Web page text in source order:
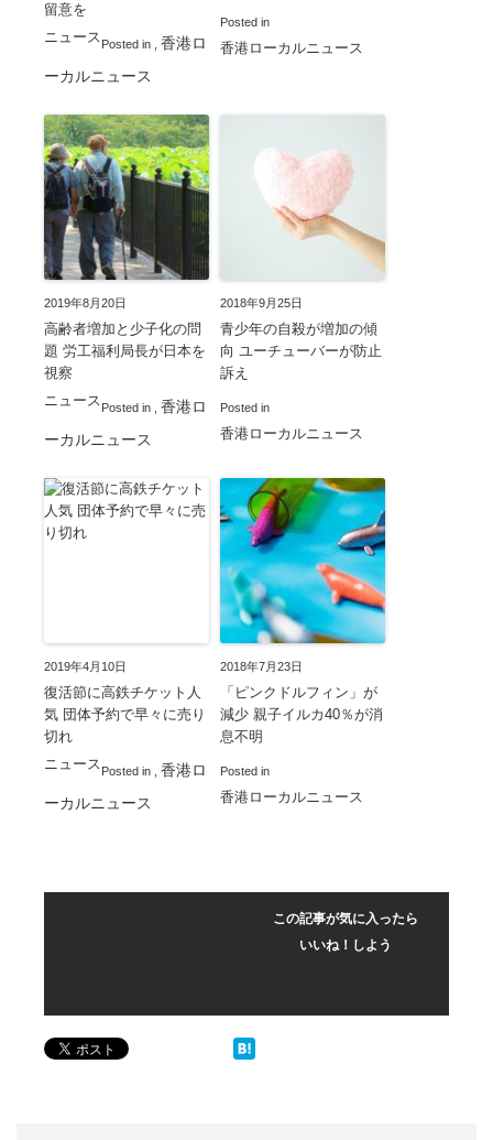
留意を
Posted in
ニュース
香港ロ
ーカルニュース
Posted in
香港ローカルニュース
2019年8月20日
高齢者増加と少子化の問
題 労工福利局長が日本を
視察
Posted in
ニュース
香港ロ
ーカルニュース
2018年9月25日
青少年の自殺が増加の傾
向 ユーチューバーが防止
訴え
Posted in
香港ローカルニュース
2019年4月10日
復活節に高鉄チケット人
気 団体予約で早々に売り
切れ
Posted in
ニュース
香港ロ
ーカルニュース
2018年7月23日
「ピンクドルフィン」が
減少 親子イルカ40％が消
息不明
Posted in
香港ローカルニュース
この記事が気に入ったら
いいね！しよう